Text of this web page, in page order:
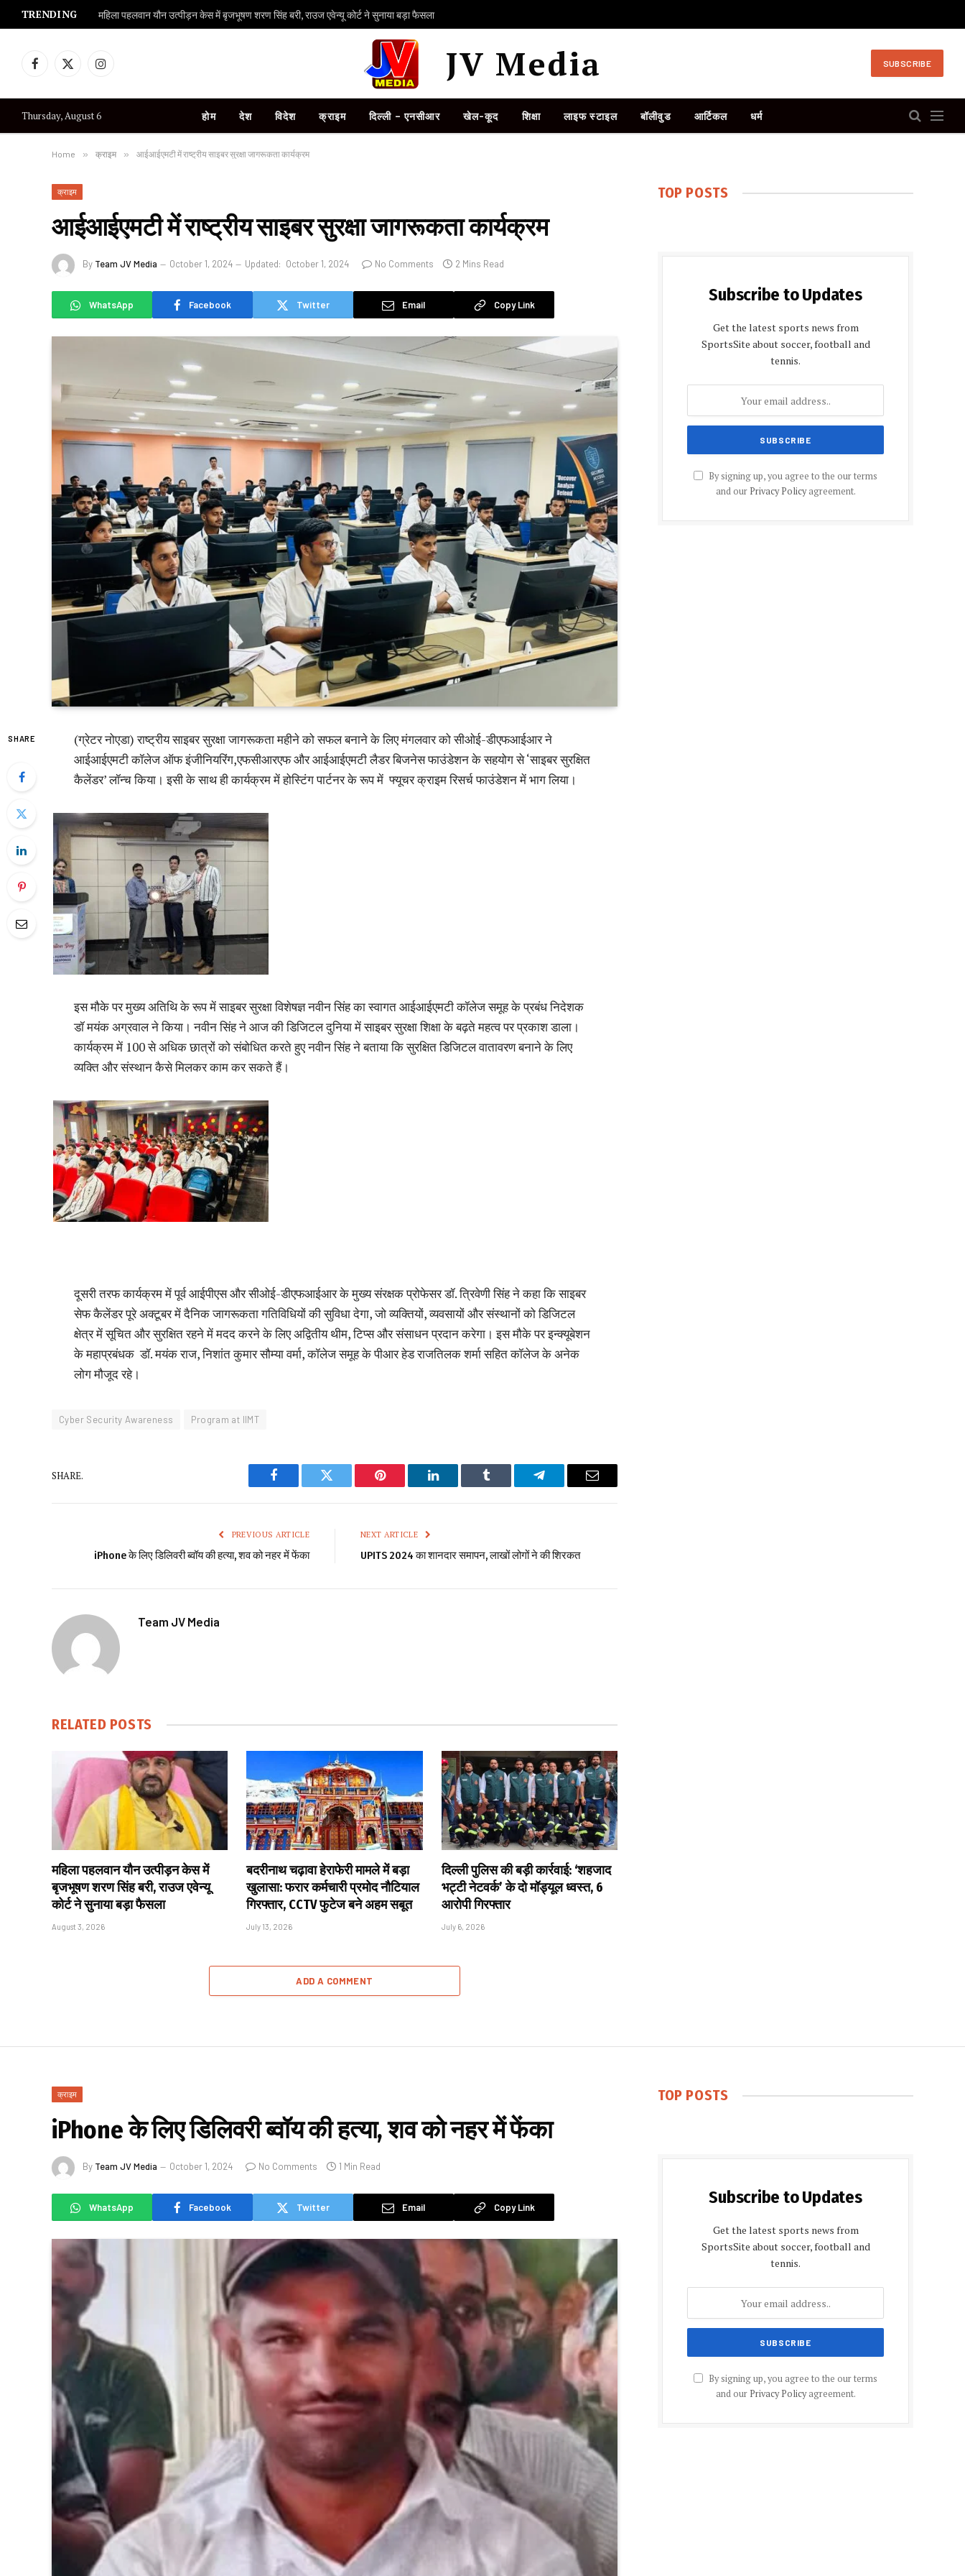
TRENDING महिला पहलवान यौन उत्पीड़न केस में बृजभूषण शरण सिंह बरी, राउज एवेन्यू कोर्ट ने सुनाया बड़ा फैसला
Facebook
X
Instagram JV Media SUBSCRIBE
Thursday, August 6 होम देश विदेश क्राइम दिल्ली – एनसीआर खेल-कूद शिक्षा लाइफ स्टाइल बॉलीवुड आर्टिकल धर्म
Home » क्राइम » आईआईएमटी में राष्ट्रीय साइबर सुरक्षा जागरूकता कार्यक्रम
क्राइम
आईआईएमटी में राष्ट्रीय साइबर सुरक्षा जागरूकता कार्यक्रम
By Team JV Media October 1, 2024 Updated: October 1, 2024 No Comments 2 Mins Read
WhatsApp Facebook Twitter Email Copy Link
SHARE
(ग्रेटर नोएडा) राष्ट्रीय साइबर सुरक्षा जागरूकता महीने को सफल बनाने के लिए मंगलवार को सीओई-डीएफआईआर ने
आईआईएमटी कॉलेज ऑफ इंजीनियरिंग,एफसीआरएफ और आईआईएमटी लैडर बिजनेस फाउंडेशन के सहयोग से ‘साइबर सुरक्षित
कैलेंडर’ लॉन्च किया। इसी के साथ ही कार्यक्रम में होस्टिंग पार्टनर के रूप में फ्यूचर क्राइम रिसर्च फाउंडेशन में भाग लिया।
इस मौके पर मुख्य अतिथि के रूप में साइबर सुरक्षा विशेषज्ञ नवीन सिंह का स्वागत आईआईएमटी कॉलेज समूह के प्रबंध निदेशक
डॉ मयंक अग्रवाल ने किया। नवीन सिंह ने आज की डिजिटल दुनिया में साइबर सुरक्षा शिक्षा के बढ़ते महत्व पर प्रकाश डाला।
कार्यक्रम में 100 से अधिक छात्रों को संबोधित करते हुए नवीन सिंह ने बताया कि सुरक्षित डिजिटल वातावरण बनाने के लिए
व्यक्ति और संस्थान कैसे मिलकर काम कर सकते हैं।
दूसरी तरफ कार्यक्रम में पूर्व आईपीएस और सीओई-डीएफआईआर के मुख्य संरक्षक प्रोफेसर डॉ. त्रिवेणी सिंह ने कहा कि साइबर
सेफ कैलेंडर पूरे अक्टूबर में दैनिक जागरूकता गतिविधियों की सुविधा देगा, जो व्यक्तियों, व्यवसायों और संस्थानों को डिजिटल
क्षेत्र में सूचित और सुरक्षित रहने में मदद करने के लिए अद्वितीय थीम, टिप्स और संसाधन प्रदान करेगा। इस मौके पर इन्क्यूबेशन
के महाप्रबंधक डॉ. मयंक राज, निशांत कुमार सौम्या वर्मा, कॉलेज समूह के पीआर हेड राजतिलक शर्मा सहित कॉलेज के अनेक
लोग मौजूद रहे।
Cyber ​​Security Awareness Program at IIMT
SHARE.
Facebook Twitter Pinterest LinkedIn Tumblr Telegram Email
PREVIOUS ARTICLE
iPhone के लिए डिलिवरी ब्वॉय की हत्या, शव को नहर में फेंका
NEXT ARTICLE
UPITS 2024 का शानदार समापन, लाखों लोगों ने की शिरकत
Team JV Media
RELATED POSTS
महिला पहलवान यौन उत्पीड़न केस में
बृजभूषण शरण सिंह बरी, राउज एवेन्यू
कोर्ट ने सुनाया बड़ा फैसला
August 3, 2026
बदरीनाथ चढ़ावा हेराफेरी मामले में बड़ा
खुलासा: फरार कर्मचारी प्रमोद नौटियाल
गिरफ्तार, CCTV फुटेज बने अहम सबूत
July 13, 2026
दिल्ली पुलिस की बड़ी कार्रवाई: ‘शहजाद
भट्टी नेटवर्क’ के दो मॉड्यूल ध्वस्त, 6
आरोपी गिरफ्तार
July 6, 2026
ADD A COMMENT
TOP POSTS
Subscribe to Updates
Get the latest sports news from
SportsSite about soccer, football and
tennis.
By signing up, you agree to the our terms
and our Privacy Policyagreement.
क्राइम
iPhone के लिए डिलिवरी ब्वॉय की हत्या, शव को नहर में फेंका
By Team JV Media October 1, 2024 No Comments 1 Min Read
WhatsApp Facebook Twitter Email Copy Link
TOP POSTS
Subscribe to Updates
Get the latest sports news from
SportsSite about soccer, football and
tennis.
By signing up, you agree to the our terms
and our Privacy Policyagreement.